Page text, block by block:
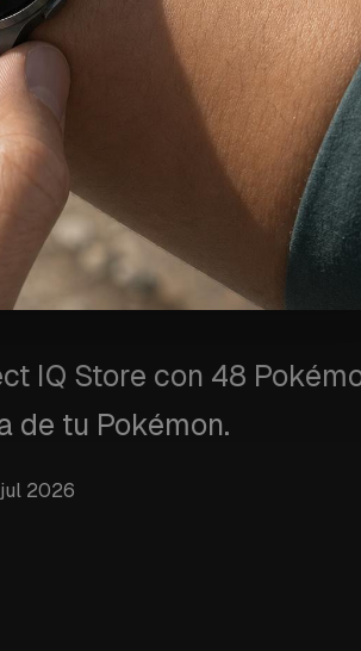
IQ Store con 48
de tu Pokémon.
jul 2026